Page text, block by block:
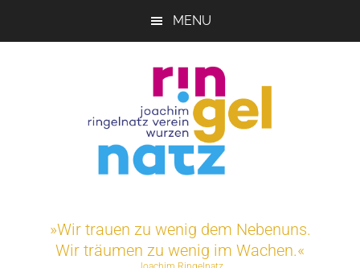
MENU
Ringelnatz-
Projekte»Wir trauen zu wenig dem Nebenuns.
Wir träumen zu wenig im Wachen.«